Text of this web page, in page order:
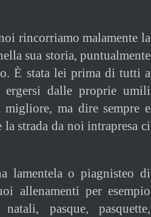
rincorriamo malamente la
sua storia, puntualmente
È stata lei prima di tutti a
ergersi dalle proprie umili
ma dire sempre e
strada da noi intrapresa ci
lamentela o piagnisteo di
allenamenti per esempio
pasque, pasquette,